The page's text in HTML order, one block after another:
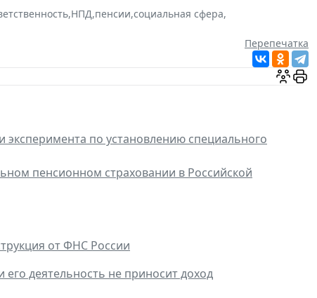
,НПД,пенсии,социальная сфера,
Перепечатка
эксперимента по установлению специального
пенсионном страховании в Российской
от ФНС России
деятельность не приносит доход